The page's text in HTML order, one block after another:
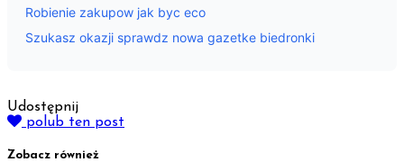
Robienie zakupow jak byc eco
Szukasz okazji sprawdz nowa gazetke biedronki
Udostępnij
polub ten post
Zobacz również